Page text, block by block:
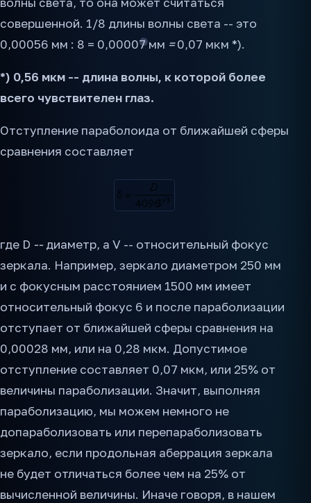
совершенной. 1/8 длины волны света -- это
0,00056 мм : 8 = 0,00007 мм =0,07 мкм *).
*) 0,56 мкм -- длина волны, к которой более
всего чувствителен глаз.
Отступление параболоида от ближайшей сферы
сравнения составляет
где D -- диаметр, а V -- относительный фокус
зеркала. Например, зеркало диаметром 250 мм
и с фокусным расстоянием 1500 мм имеет
относительный фокус 6 и после параболизации
отступает от ближайшей сферы сравнения на
0,00028 мм, или на 0,28 мкм. Допустимое
отступление составляет 0,07 мкм, или 25% от
величины параболизации. Значит, выполняя
параболизацию, мы можем немного не
допараболизовать или перепараболизовать
зеркало, если продольная аберрация зеркала
не будет отличаться более чем на 25% от
вычисленной величины. Иначе говоря, в нашем